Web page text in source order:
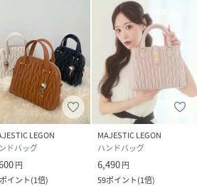
LEGON
ドバッグ
円
ポイント(1倍)
MAJESTIC LEGON
ハンドバッグ
6,490円
59ポイント(1倍)